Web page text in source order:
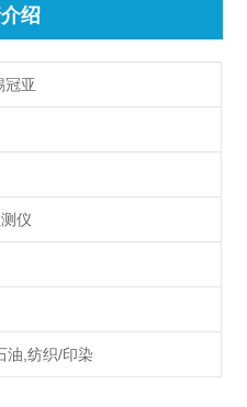
绍
冠亚
仪
油,纺织/印染